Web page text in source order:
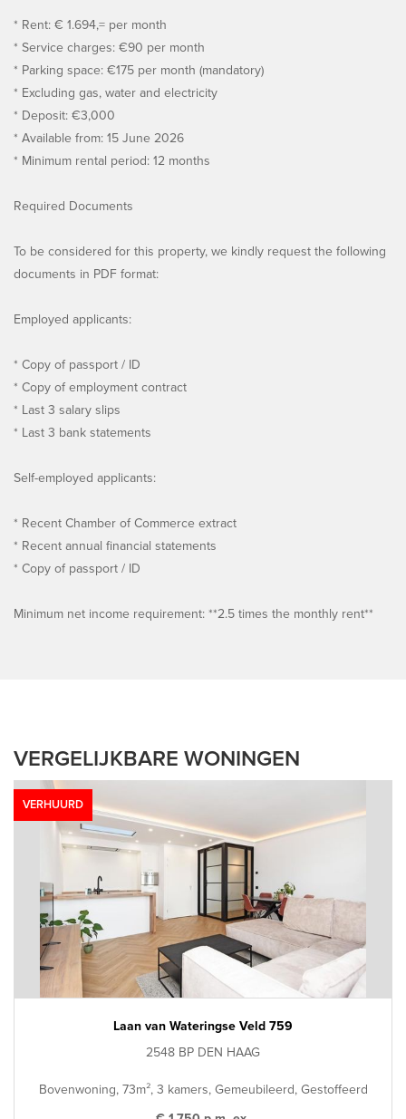
* Rent: € 1.694,= per month
* Service charges: €90 per month
* Parking space: €175 per month (mandatory)
* Excluding gas, water and electricity
* Deposit: €3,000
* Available from: 15 June 2026
* Minimum rental period: 12 months
Required Documents
To be considered for this property, we kindly request the following
documents in PDF format:
Employed applicants:
* Copy of passport / ID
* Copy of employment contract
* Last 3 salary slips
* Last 3 bank statements
Self-employed applicants:
* Recent Chamber of Commerce extract
* Recent annual financial statements
* Copy of passport / ID
Minimum net income requirement: **2.5 times the monthly rent**
VERGELIJKBARE WONINGEN
VERHUURD
Laan van Wateringse Veld 759
2548 BP DEN HAAG
Bovenwoning, 73m², 3 kamers, Gemeubileerd, Gestoffeerd